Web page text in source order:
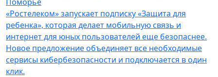
«Ростелеком» запускает подписку «Защита для
ребенка», которая делает мобильную связь и
интернет для юных пользователей еще безопаснее.
Новое предложение объединяет все необходимые
сервисы кибербезопасности и подключается в один
клик.